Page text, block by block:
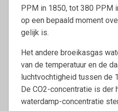
PPM in 1850, tot 380 PPM
op een bepaald moment
gelijk is.
Het andere broeikasgas
van de temperatuur en de
luchtvochtigheid tussen de
De CO2-concentratie is der
waterdamp-concentratie